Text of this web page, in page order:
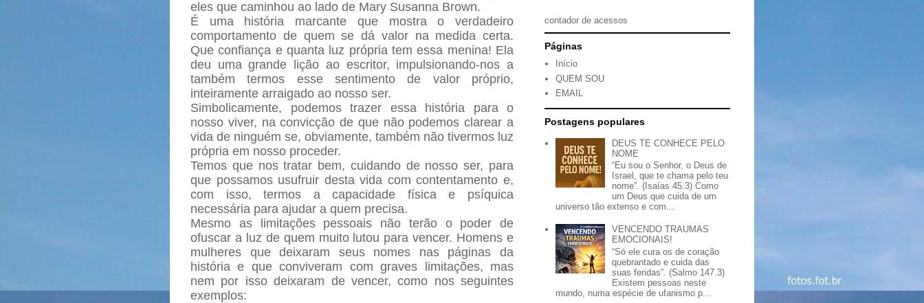
eles que caminhou ao lado de Mary Susanna Brown.
É uma história marcante que mostra o verdadeiro
comportamento de quem se dá valor na medida certa.
Que confiança e quanta luz própria tem essa menina! Ela
deu uma grande lição ao escritor, impulsionando-nos a
também termos esse sentimento de valor próprio,
inteiramente arraigado ao nosso ser.
Simbolicamente, podemos trazer essa história para o
nosso viver, na convicção de que não podemos clarear a
vida de ninguém se, obviamente, também não tivermos luz
própria em nosso proceder.
Temos que nos tratar bem, cuidando de nosso ser, para
que possamos usufruir desta vida com contentamento e,
com isso, termos a capacidade física e psíquica
necessária para ajudar a quem precisa.
Mesmo as limitações pessoais não terão o poder de
ofuscar a luz de quem muito lutou para vencer. Homens e
mulheres que deixaram seus nomes nas páginas da
história e que conviveram com graves limitações, mas
nem por isso deixaram de vencer, como nos seguintes
exemplos:
contador de acessos
Páginas
Início
QUEM SOU
EMAIL
Postagens populares
DEUS TE CONHECE PELO
NOME
“Eu sou o Senhor, o Deus de
Israel, que te chama pelo teu
nome”. (Isaías 45.3) Como
um Deus que cuida de um
universo tão extenso e com...
VENCENDO TRAUMAS
EMOCIONAIS!
“Só ele cura os de coração
quebrantado e cuida das
suas feridas”. (Salmo 147.3)
Existem pessoas neste
mundo, numa espécie de ufanismo p...